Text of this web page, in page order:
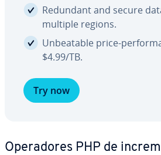
Redundant and secure
multiple regions.
Un­be­a­ta­ble price-
$4.99/TB.
Try now
Ope­ra­do­res PHP de